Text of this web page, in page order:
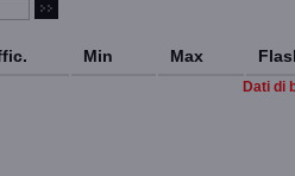
Min Max
Dati di